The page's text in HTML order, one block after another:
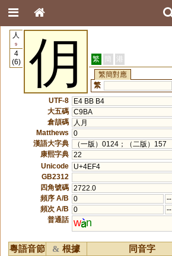
人
9
4
(6)
仴 繁 簡 港
繁簡對應
繁
UTF-8
E4 BB B4
大五碼 C9BA
倉頡碼
人月
Matthews
0
漢語大字典
（一版）0124；（二版）157
康熙字典 22
Unicode
U+4EF4
GB2312
四角號碼 2722.0
頻序 A/B
0
--
頻次 A/B
0
--
普通話 w n
粵語音節 & 根據 同音字